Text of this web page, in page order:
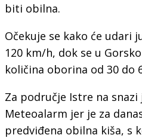
biti obilna.
Očekuje se kako će udari
120 km/h, dok se u
količina oborina od 30 do
Za područje Istre na snazi
Meteoalarm jer je za
predviđena obilna kiša, s